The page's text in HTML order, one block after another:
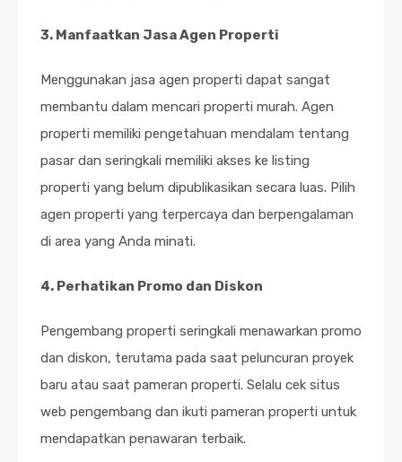
3. Manfaatkan Jasa Agen Properti
Menggunakan jasa agen properti dapat sangat
membantu dalam mencari properti murah. Agen
properti memiliki pengetahuan mendalam tentang
pasar dan seringkali memiliki akses ke listing
properti yang belum dipublikasikan secara luas. Pilih
agen properti yang terpercaya dan berpengalaman
di area yang Anda minati.
4. Perhatikan Promo dan Diskon
Pengembang properti seringkali menawarkan promo
dan diskon, terutama pada saat peluncuran proyek
baru atau saat pameran properti. Selalu cek situs
web pengembang dan ikuti pameran properti untuk
mendapatkan penawaran terbaik.